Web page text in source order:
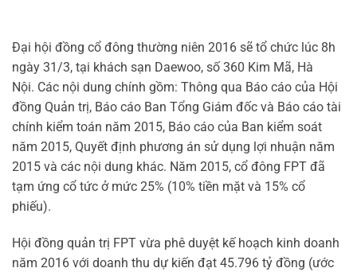
Đại hội đồng cổ đông thường niên 2016 sẽ tổ chức lúc 8h
ngày 31/3, tại khách sạn Daewoo, số 360 Kim Mã, Hà
Nội. Các nội dung chính gồm: Thông qua Báo cáo của Hội
đồng Quản trị, Báo cáo Ban Tổng Giám đốc và Báo cáo tài
chính kiểm toán năm 2015, Báo cáo của Ban kiểm soát
năm 2015, Quyết định phương án sử dụng lợi nhuận năm
2015 và các nội dung khác. Năm 2015, cổ đông FPT đã
tạm ứng cổ tức ở mức 25% (10% tiền mặt và 15% cổ
phiếu).
Hội đồng quản trị FPT vừa phê duyệt kế hoạch kinh doanh
năm 2016 với doanh thu dự kiến đạt 45.796 tỷ đồng (ước